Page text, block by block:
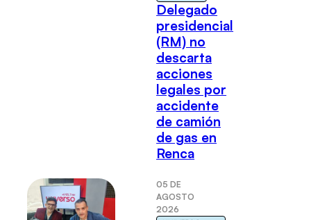
Delegado
presidencial
(RM) no
descarta
acciones
legales por
accidente
de camión
de gas en
Renca
05 DE
AGOSTO
2026